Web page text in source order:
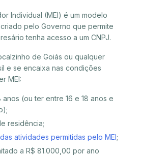
Individual (MEI) é um modelo
pelo Governo que permite
tenha acesso a um CNPJ.
de Goiás ou qualquer
e se encaixa nas condições
MEI:
anos (ou ter entre 16 e 18 anos e
residência;
atividades permitidas pelo MEI;
a R$ 81.000,00 por ano